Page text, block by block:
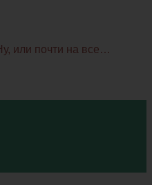
или почти на все…